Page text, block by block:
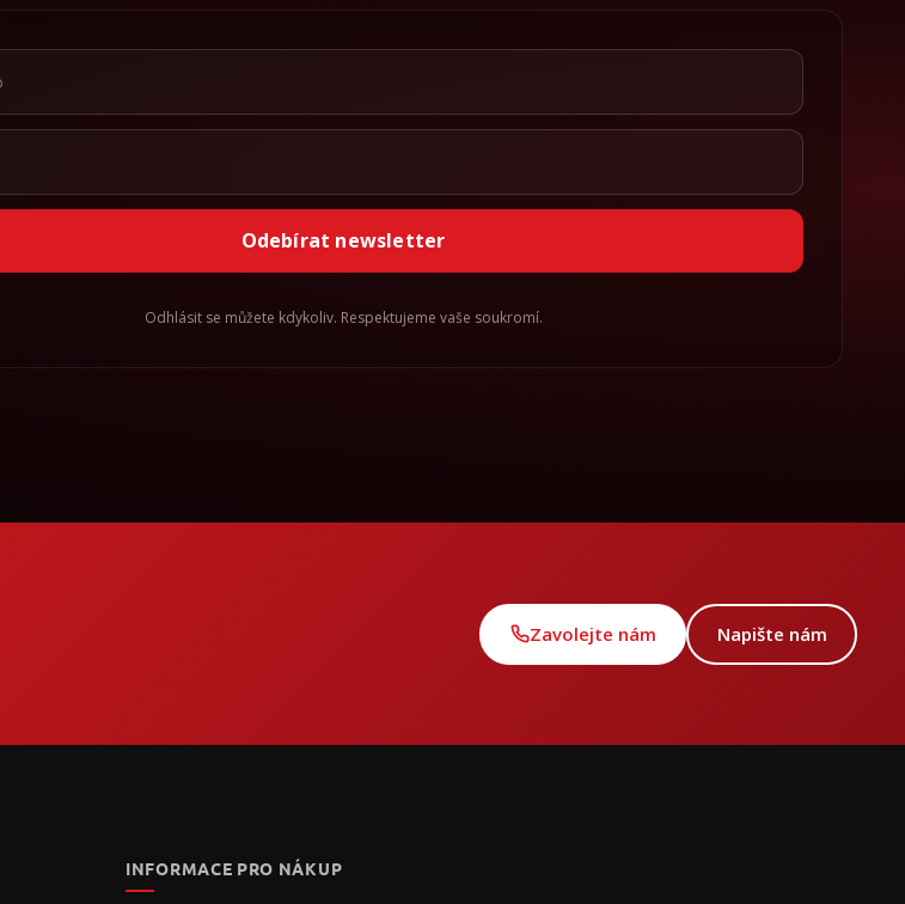
Odebírat newsletter
Odhlásit se můžete kdykoliv. Respektujeme vaše soukromí.
Zavolejte nám Napište nám
INFORMACE PRO NÁKUP